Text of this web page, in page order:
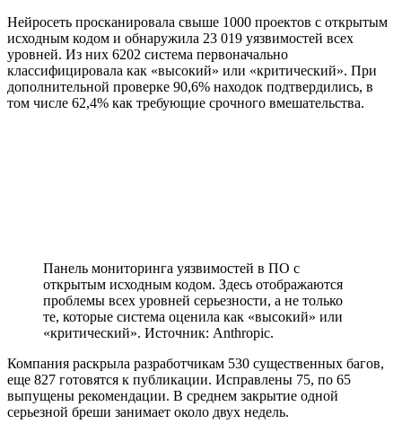
Нейросеть просканировала свыше 1000 проектов с открытым
исходным кодом и обнаружила 23 019 уязвимостей всех
уровней. Из них 6202 система первоначально
классифицировала как «высокий» или «критический». При
дополнительной проверке 90,6% находок подтвердились, в
том числе 62,4% как требующие срочного вмешательства.
Панель мониторинга уязвимостей в ПО с
открытым исходным кодом. Здесь отображаются
проблемы всех уровней серьезности, а не только
те, которые система оценила как «высокий» или
«критический». Источник: Anthropic.
Компания раскрыла разработчикам 530 существенных багов,
еще 827 готовятся к публикации. Исправлены 75, по 65
выпущены рекомендации. В среднем закрытие одной
серьезной бреши занимает около двух недель.